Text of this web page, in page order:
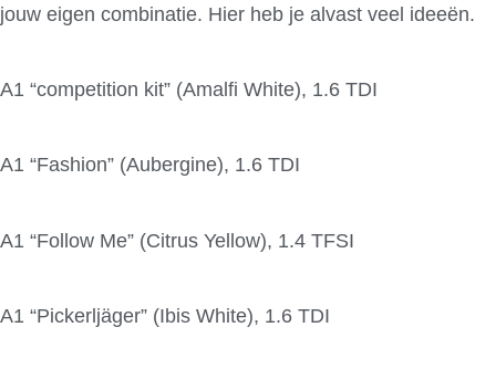
jouw eigen combinatie. Hier heb je alvast veel ideeën.
A1 “competition kit” (Amalfi White), 1.6 TDI
A1 “Fashion” (Aubergine), 1.6 TDI
A1 “Follow Me” (Citrus Yellow), 1.4 TFSI
A1 “Pickerljäger” (Ibis White), 1.6 TDI